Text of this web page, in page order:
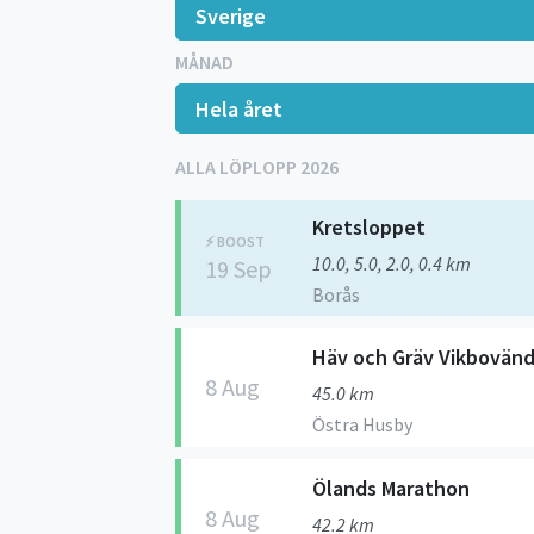
MÅNAD
ALLA LÖPLOPP 2026
⚡️ BOOST
19 Sep
Kretsloppet
10.0, 5.0, 2.0, 0.4 km
Borås
8 Aug
Häv och Gräv
45.0 km
Östra Husby
8 Aug
Ölands Marathon
42.2 km